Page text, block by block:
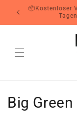
zum📦Kostenloser
K
Big Green